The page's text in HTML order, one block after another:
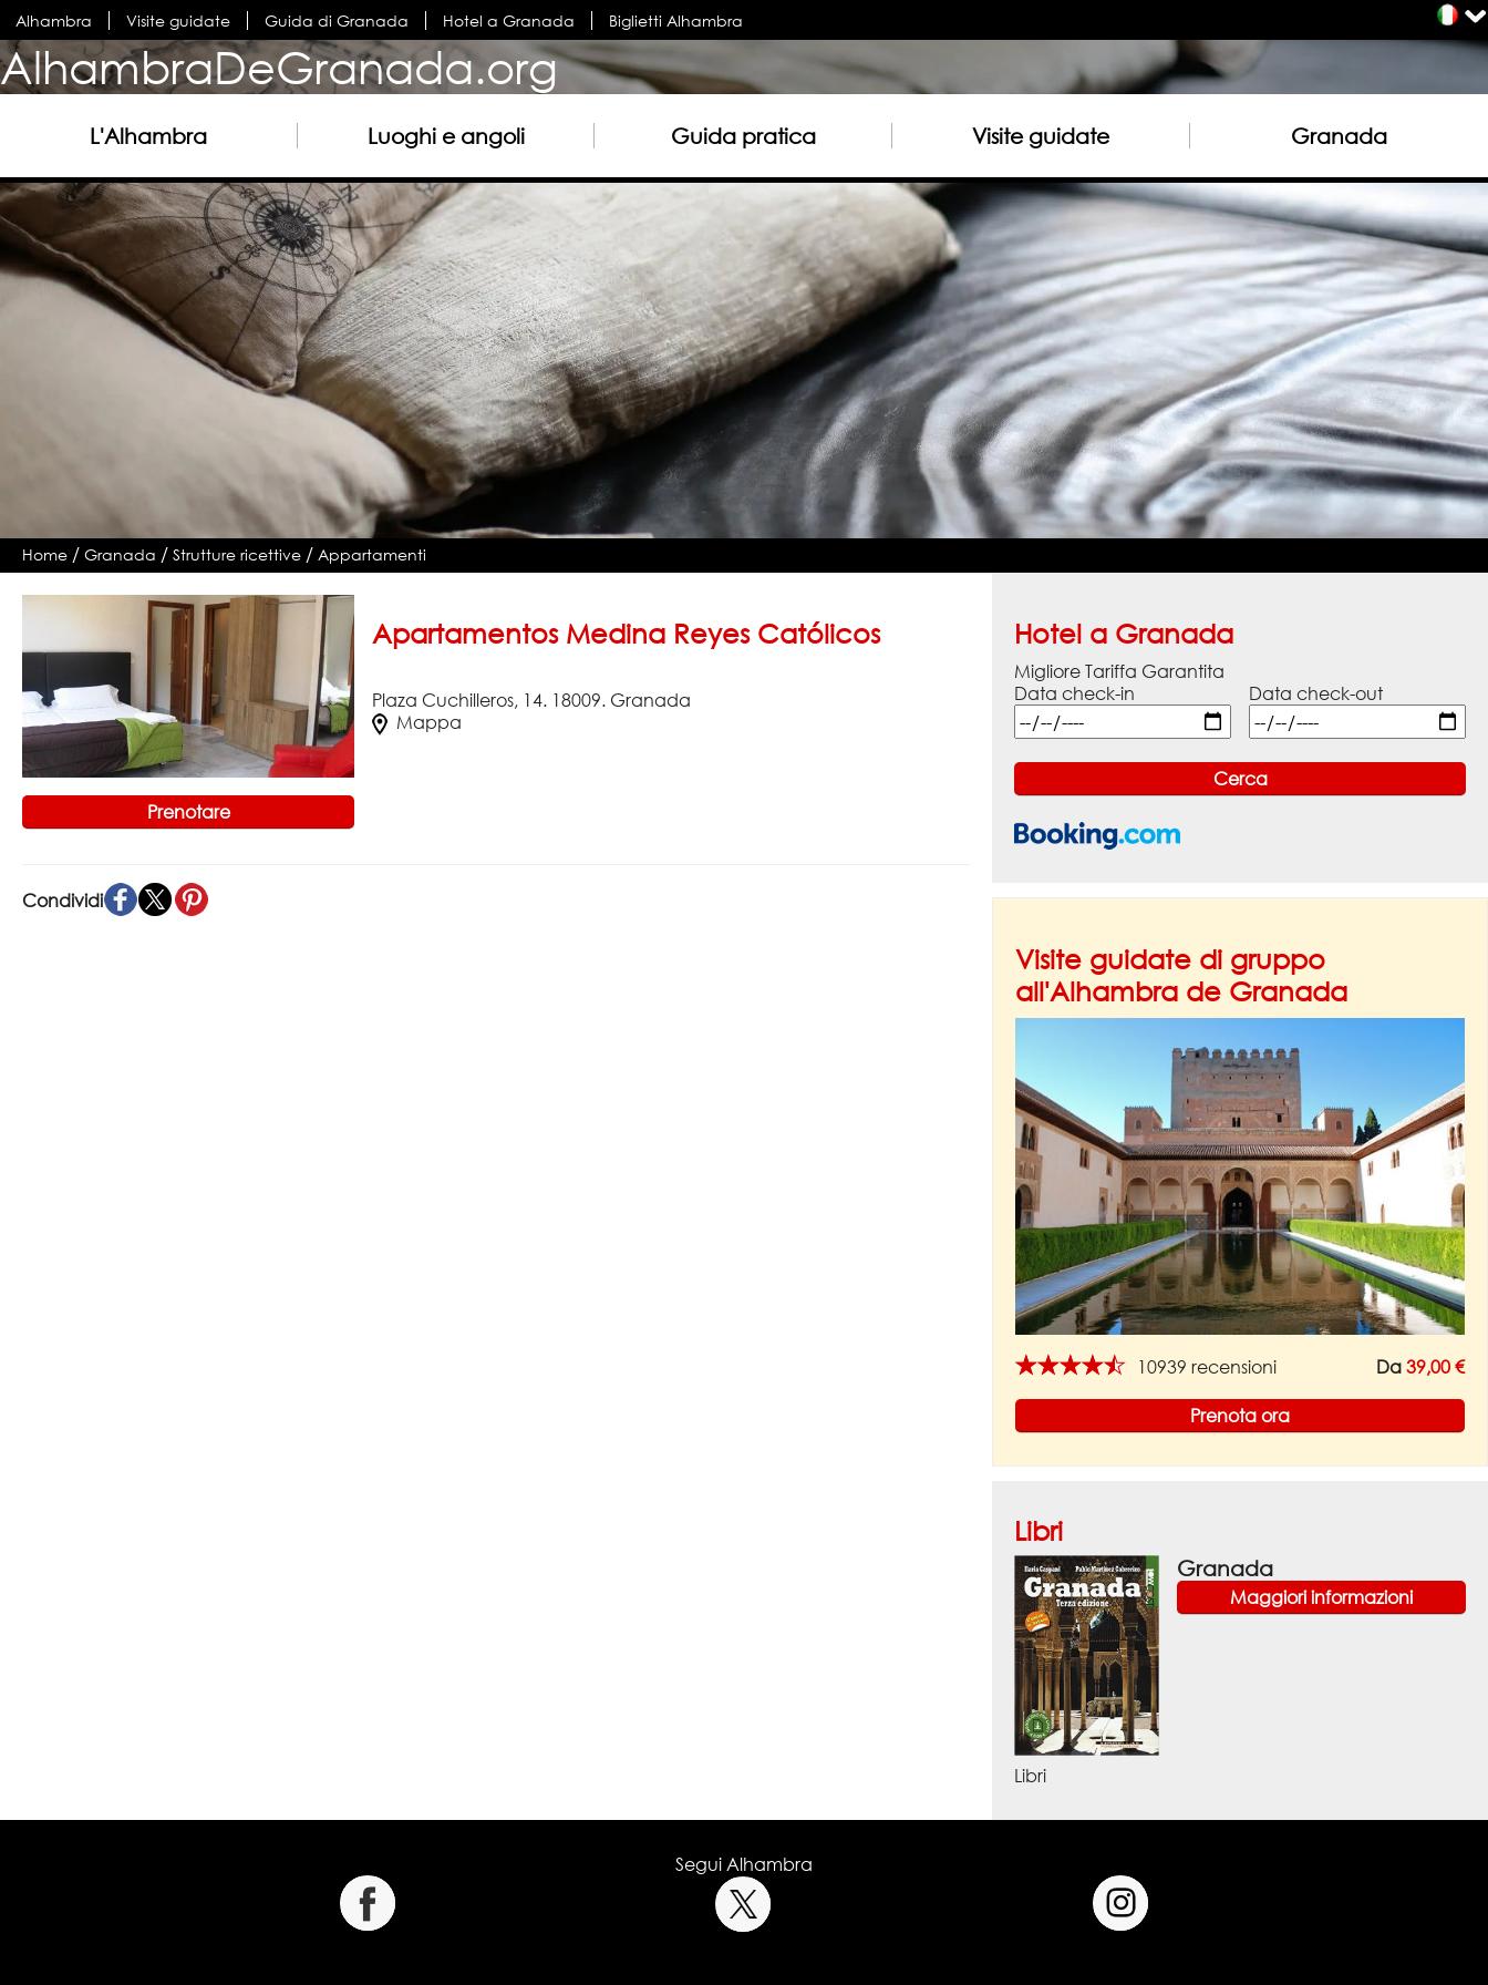
Alhambra Visite guidate Guida di Granada Hotel a Granada Biglietti Alhambra
AlhambraDeGranada.org
L'Alhambra Luoghi e angoli Guida pratica Visite guidate Granada
Home /Granada /Strutture ricettive /Appartamenti
Apartamentos Medina Reyes Católicos
Plaza Cuchilleros, 14. 18009. Granada
Mappa
Prenotare
Condividi
Hotel a Granada
Migliore Tariffa Garantita
Data check-in
Data check-out
Visite guidate di gruppo
all'Alhambra de Granada
★★★★★ 10939 recensioni Da 39,00 €
Prenota ora
Libri
Granada
Maggiori informazioni
Libri
Segui Alhambra